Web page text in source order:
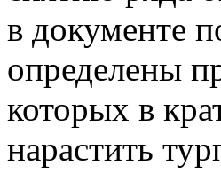
в документе
определены
которых в
нарастить